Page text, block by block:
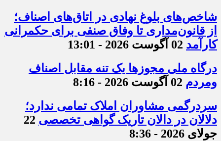
شاخص‌های بلوغ نهادی در اتاق‌های اصناف؛
از قانون‌مداری تا وفاق صنفی برای حکمرانی
کارآمد 02 آگوست 2026 - 13:01
درگاه ملی مجوزها یک تنه مقابل اصناف
ومردم 02 آگوست 2026 - 8:16
سردرگمی مشاوران املاک تمامی ندارد؛
دلالان در دالان تاریک گواهی تخصصی 22
جولای 2026 - 8:36